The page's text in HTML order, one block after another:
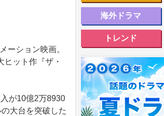
ーション映画。
ット作『ザ・
が10億2万8930
大台を突破した
海外ドラマ
トレンド